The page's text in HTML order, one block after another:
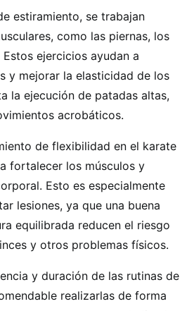
estiramiento, se trabajan
como las piernas, los
ejercicios ayudan a
y mejorar la elasticidad de los
la ejecución de patadas altas,
acrobáticos.
de flexibilidad en el karate
fortalecer los músculos y
Esto es especialmente
lesiones, ya que una buena
equilibrada reducen el riesgo
y otros problemas físicos.
y duración de las rutinas de
realizarlas de forma